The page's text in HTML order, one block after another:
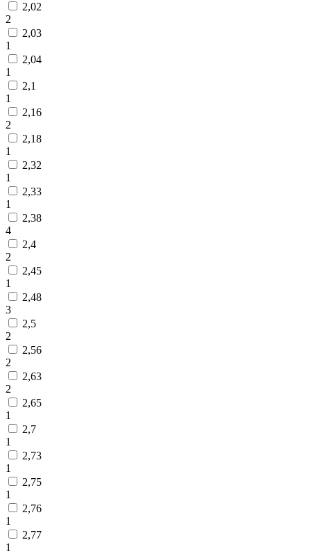
2,02
2
2,03
1
2,04
1
2,1
1
2,16
2
2,18
1
2,32
1
2,33
1
2,38
4
2,4
2
2,45
1
2,48
3
2,5
2
2,56
2
2,63
2
2,65
1
2,7
1
2,73
1
2,75
1
2,76
1
2,77
1